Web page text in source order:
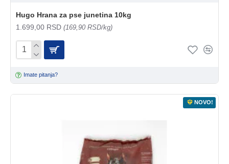
Hugo Hrana za pse junetina 10kg
1.699,00 RSD (169,90 RSD/kg)
Imate pitanja?
NOVO!